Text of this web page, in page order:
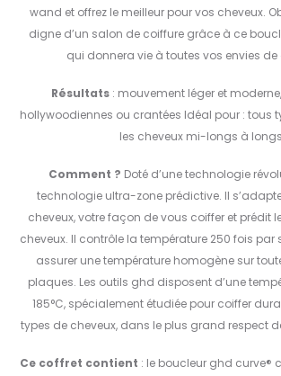
wand et offrez le meilleur pour vos cheveux.
digne d’un salon de coiffure grâce à ce
qui donnera vie à toutes vos envies
Résultats: mouvement léger et
hollywoodiennes ou crantées Idéal pour : tous
les cheveux mi-longs à longs
Comment ? Doté d’une technologie
technologie ultra-zone prédictive. Il
cheveux, votre façon de vous coiffer et prédit
cheveux. Il contrôle la température 250 fois par
assurer une température homogène sur
plaques. Les outils ghd disposent d’une
185°C, spécialement étudiée pour coiffer
types de cheveux, dans le plus grand respect
Ce coffret contient : le boucleur ghd curve®